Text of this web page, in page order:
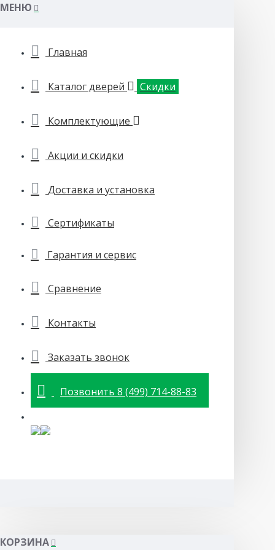
МЕНЮ
Главная
Каталог дверей Скидки
Комплектующие
Акции и скидки
Доставка и установка
Сертификаты
Гарантия и сервис
Сравнение
Контакты
Заказать звонок
Позвонить 8 (499) 714-88-83
КОРЗИНА